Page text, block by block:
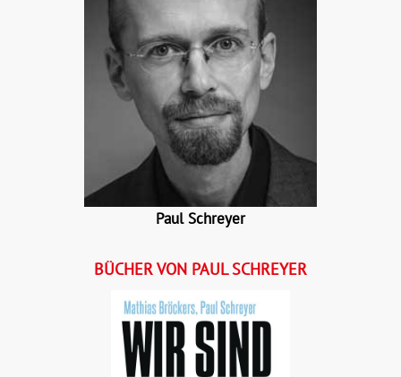
Paul Schreyer
BÜCHER VON PAUL SCHREYER